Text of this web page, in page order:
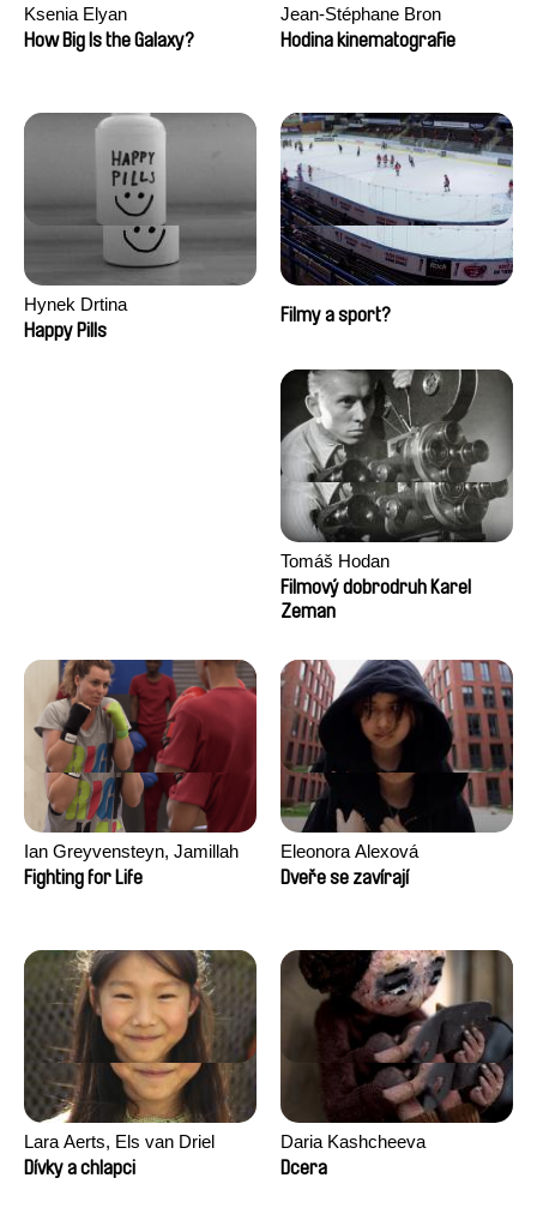
Ksenia Elyan
How Big Is the Galaxy?
Jean-Stéphane Bron
Hodina kinematografie
Hynek Drtina
Happy Pills
Filmy a sport?
Tomáš Hodan
Filmový dobrodruh Karel
Zeman
Ian Greyvensteyn, Jamillah
van der Hulst
Fighting for Life
Eleonora Alexová
Dveře se zavírají
Lara Aerts, Els van Driel
Dívky a chlapci
Daria Kashcheeva
Dcera